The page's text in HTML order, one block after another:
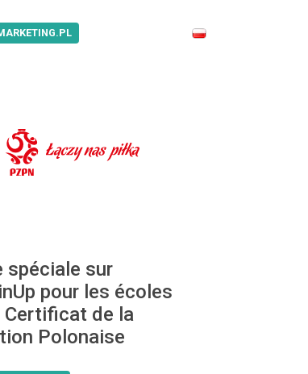
spéciale sur
pour les écoles
Certificat de la
Polonaise